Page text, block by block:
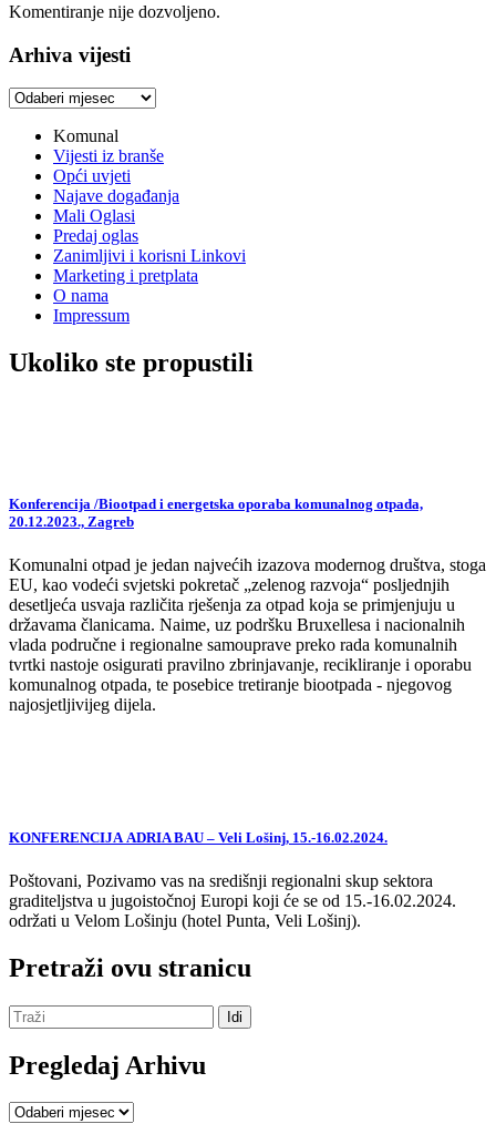
Komentiranje nije dozvoljeno.
Arhiva vijesti
Arhiva
Komunal
Vijesti iz branše
Opći uvjeti
Najave događanja
Mali Oglasi
Predaj oglas
Zanimljivi i korisni Linkovi
Marketing i pretplata
O nama
Impressum
Ukoliko ste propustili
Konferencija /Biootpad i energetska oporaba komunalnog otpada,
20.12.2023., Zagreb
Komunalni otpad je jedan najvećih izazova modernog društva, stoga
EU, kao vodeći svjetski pokretač „zelenog razvoja“ posljednjih
desetljeća usvaja različita rješenja za otpad koja se primjenjuju u
državama članicama. Naime, uz podršku Bruxellesa i nacionalnih
vlada područne i regionalne samouprave preko rada komunalnih
tvrtki nastoje osigurati pravilno zbrinjavanje, recikliranje i oporabu
komunalnog otpada, te posebice tretiranje biootpada - njegovog
najosjetljivijeg dijela.
KONFERENCIJA ADRIA BAU – Veli Lošinj, 15.-16.02.2024.
Poštovani, Pozivamo vas na središnji regionalni skup sektora
graditeljstva u jugoistočnoj Europi koji će se od 15.-16.02.2024.
održati u Velom Lošinju (hotel Punta, Veli Lošinj).
Pretraži ovu stranicu
Pregledaj Arhivu
Pregledaj